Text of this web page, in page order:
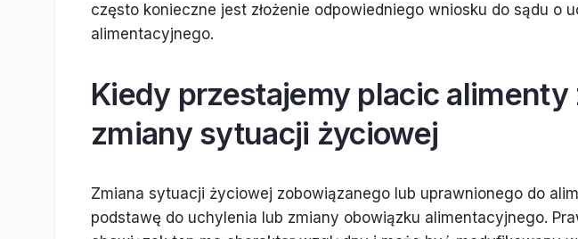
często konieczne jest złożenie odpowiedniego wniosku do sądu o
alimentacyjnego.
Kiedy przestajemy placic alimenty
zmiany sytuacji życiowej
Zmiana sytuacji życiowej zobowiązanego lub uprawnionego do
podstawę do uchylenia lub zmiany obowiązku alimentacyjnego.